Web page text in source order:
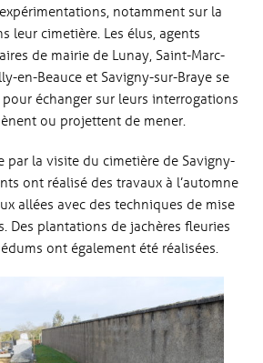
notamment sur la
leur cimetière. Les élus, agents
de mairie de Lunay, Saint-Marc-
en-Beauce et Savigny-sur-Braye se
échanger sur leurs interrogations
ou projettent de mener.
par la visite du cimetière de Savigny-
ont réalisé des travaux à l’automne
allées avec des techniques de mise
Des plantations de jachères fleuries
ont également été réalisées.